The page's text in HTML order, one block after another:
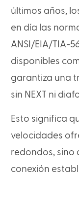
últimos años,
en día las
ANSI/EIA/TIA-
disponibles
garantiza una
sin NEXT ni
Esto significa
velocidades
redondos, sino
conexión